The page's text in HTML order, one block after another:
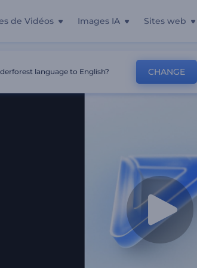
de Vidéos Images IA Sites web
De Logo Minimaliste Et Brillant
language to English? CHANGE